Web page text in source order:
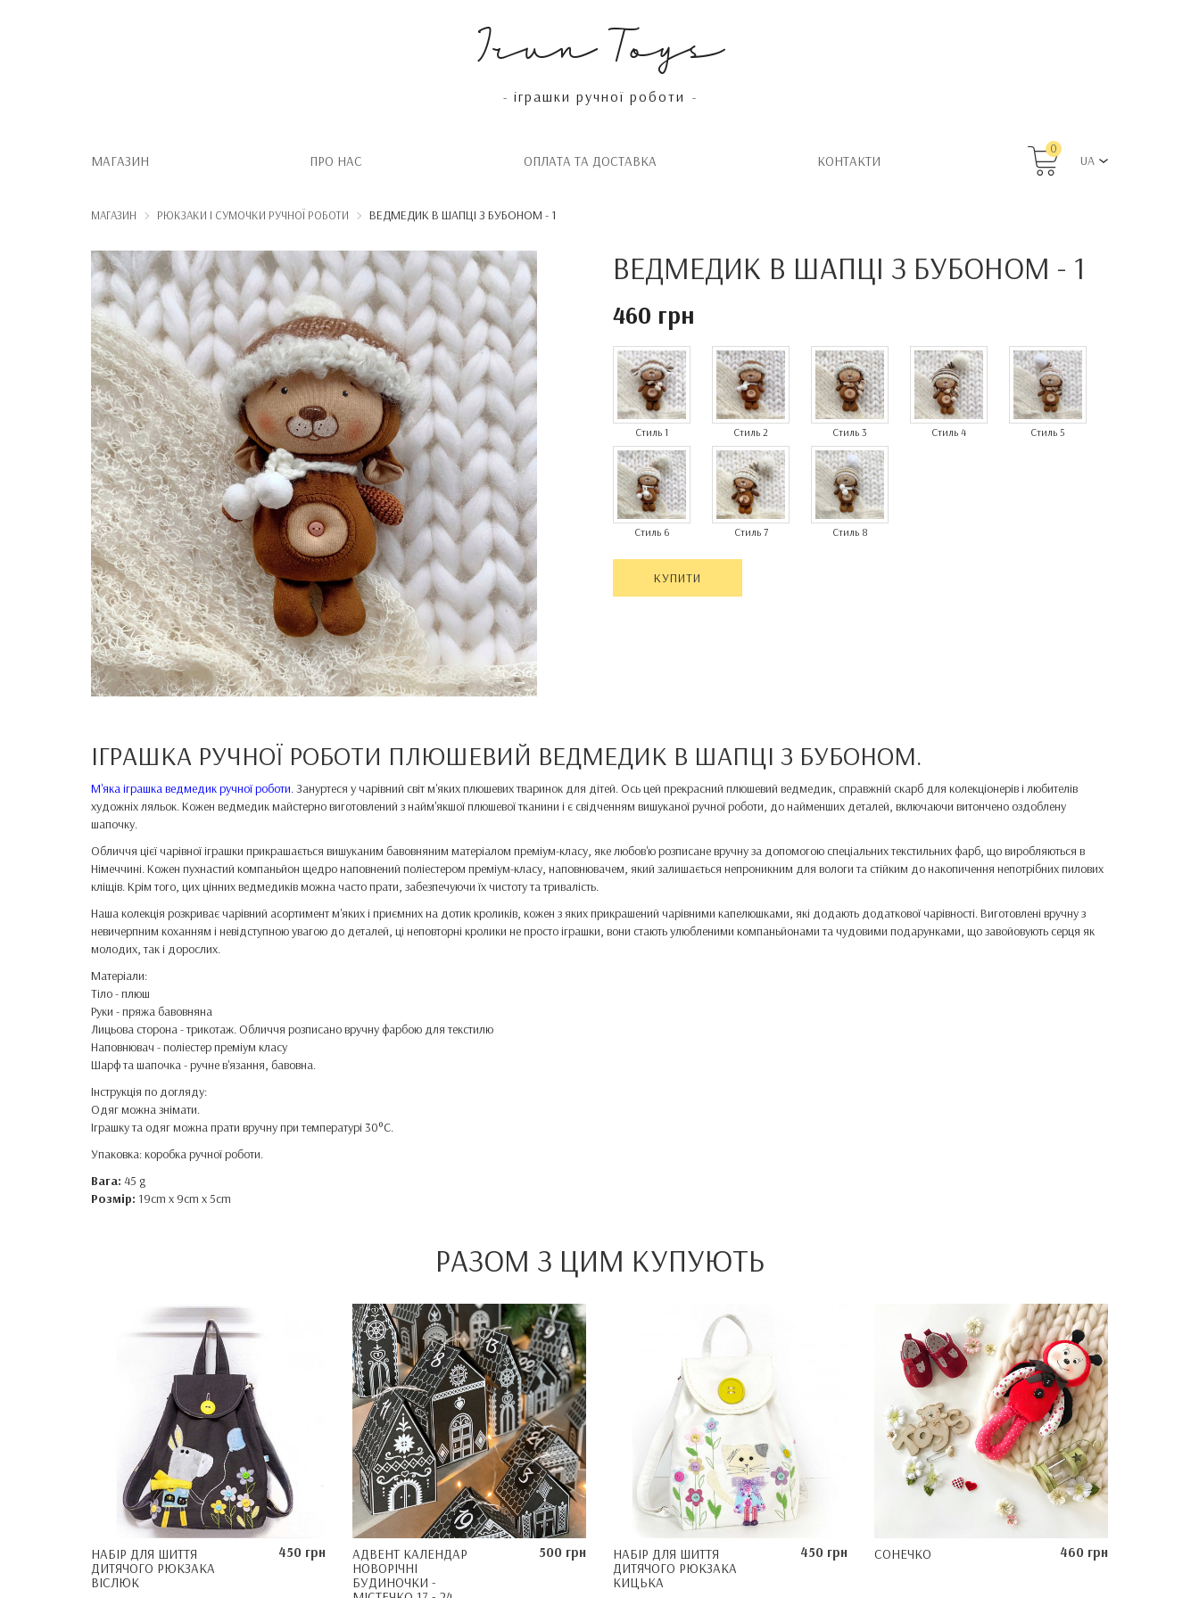
Irun Toys
- іграшки ручної роботи -
МАГАЗИН ПРО НАС OПЛАТА ТА ДОСТАВКА КОНТАКТИ
0
UA
МАГАЗИН РЮКЗАКИ І СУМОЧКИ РУЧНОЇ РОБОТИ ВЕДМЕДИК В ШАПЦІ З БУБОНОМ - 1
ВЕДМЕДИК В ШАПЦІ З БУБОНОМ - 1
460 грн
Стиль 1 Стиль 2 Стиль 3 Стиль 4 Стиль 5
Стиль 6 Стиль 7 Стиль 8
КУПИТИ
ІГРАШКА РУЧНОЇ РОБОТИ ПЛЮШЕВИЙ ВЕДМЕДИК В ШАПЦІ З БУБОНОМ.
М'яка іграшка ведмедик ручної роботи.Зануртеся у чарівний світ м'яких плюшевих тваринок для дітей. Ось цей прекрасний плюшевий ведмедик, справжній скарб для колекціонерів і любителів
художніх ляльок. Кожен ведмедик майстерно виготовлений з найм'якшої плюшевої тканини і є свідченням вишуканої ручної роботи, до найменших деталей, включаючи витончено оздоблену
шапочку.
Обличчя цієї чарівної іграшки прикрашається вишуканим бавовняним матеріалом преміум-класу, яке любов'ю розписане вручну за допомогою спеціальних текстильних фарб, що виробляються в
Німеччині. Кожен пухнастий компаньйон щедро наповнений поліестером преміум-класу, наповнювачем, який залишається непроникним для вологи та стійким до накопичення непотрібних пилових
кліщів. Крім того, цих цінних ведмедиків можна часто прати, забезпечуючи їх чистоту та тривалість.
Наша колекція розкриває чарівний асортимент м'яких і приємних на дотик кроликів, кожен з яких прикрашений чарівними капелюшками, які додають додаткової чарівності. Виготовлені вручну з
невичерпним коханням і невідступною увагою до деталей, ці неповторні кролики не просто іграшки, вони стають улюбленими компаньйонами та чудовими подарунками, що завойовують серця як
молодих, так і дорослих.
Матеріали:
Тіло - плюш
Руки - пряжа бавовняна
Лицьова сторона - трикотаж. Обличчя розписано вручну фарбою для текстилю
Наповнювач - поліестер преміум класу
Шарф та шапочка - ручне в'язання, бавовна.
Інструкція по догляду:
Одяг можна знімати.
Іграшку та одяг можна прати вручну при температурі 30°C.
Упаковка: коробка ручної роботи.
Вага: 45 g
Розмір: 19cm x 9cm x 5cm
РАЗОМ З ЦИМ КУПУЮТЬ
НАБІР ДЛЯ ШИТТЯ
ДИТЯЧОГО РЮКЗАКА
ВІСЛЮК
450 грн
АДВЕНТ КАЛЕНДАР
НОВОРІЧНІ
БУДИНОЧКИ -
500 грн
НАБІР ДЛЯ ШИТТЯ
ДИТЯЧОГО РЮКЗАКА
КИЦЬКА
450 грн СОНЕЧКО 460 грн